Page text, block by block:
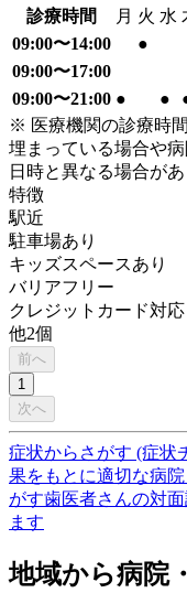
診療時間
月 火 水
09:00〜14:00
●
09:00〜17:00
09:00〜21:00 ● ●
※ 医療機関の診療時
埋まっている場合や
日時と異なる場合が
特徴
駅近
駐車場あり
キッズスペースあり
バリアフリー
クレジットカード対応
他2個
前へ
1
次へ
症状からさがす (症状
果をもとに適切な病
がす歯医者さんの対
ます
地域から病院